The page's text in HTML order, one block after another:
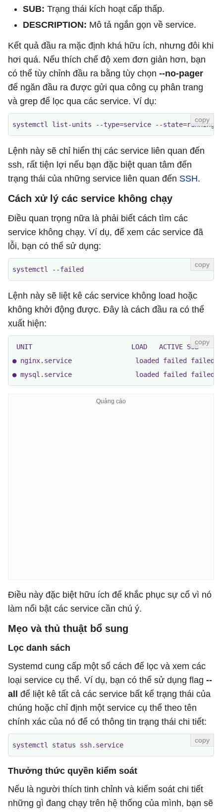
SUB: Trạng thái kích hoạt cấp thấp.
DESCRIPTION: Mô tả ngắn gọn về service.
Kết quả đầu ra mặc định khá hữu ích, nhưng đôi khi
hơi quá. Nếu thích chế độ xem đơn giản hơn, bạn
có thể tùy chỉnh đầu ra bằng tùy chọn --no-pager
để ngăn đầu ra được gửi qua công cụ phân trang
và grep để lọc qua các service. Ví dụ:
systemctl list-units --type=service --state=running
Lệnh này sẽ chỉ hiển thị các service liên quan đến
ssh, rất tiện lợi nếu bạn đặc biệt quan tâm đến
trạng thái của những service liên quan đến SSH.
Cách xử lý các service không chạy
Điều quan trọng nữa là phải biết cách tìm các
service không chạy. Ví dụ, để xem các service đã
lỗi, bạn có thể sử dụng:
systemctl --failed
Lệnh này sẽ liệt kê các service không load hoặc
không khởi động được. Đây là cách đầu ra có thể
xuất hiện:
UNIT                         LOAD   ACTIVE SUB
● nginx.service                loaded failed failed A
● mysql.service                loaded failed failed
Điều này đặc biệt hữu ích để khắc phục sự cố vì nó
làm nổi bật các service cần chú ý.
Mẹo và thủ thuật bổ sung
Lọc danh sách
Systemd cung cấp một số cách để lọc và xem các
loại service cụ thể. Ví dụ, bạn có thể sử dụng flag --
all
để liệt kê tất cả các service bất kể trạng thái của
chúng hoặc chỉ định một service cụ thể theo tên
chính xác của nó để có thông tin trạng thái chi tiết:
systemctl status ssh.service
Thưởng thức quyền kiểm soát
Nếu là người thích tinh chỉnh và kiểm soát chi tiết
những gì đang chạy trên hệ thống của mình, bạn sẽ